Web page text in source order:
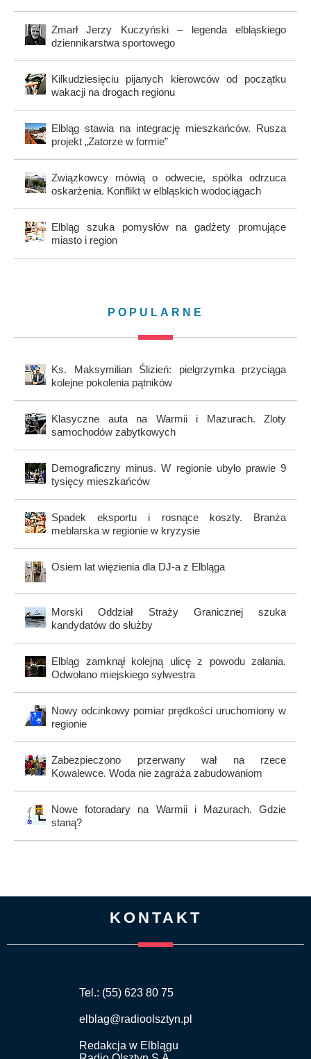
Zmarł Jerzy Kuczyński – legenda elbląskiego
dziennikarstwa sportowego
Kilkudziesięciu pijanych kierowców od początku
wakacji na drogach regionu
Elbląg stawia na integrację mieszkańców. Rusza
projekt „Zatorze w formie”
Związkowcy mówią o odwecie, spółka odrzuca
oskarżenia. Konflikt w elbląskich wodociągach
Elbląg szuka pomysłów na gadżety promujące
miasto i region
POPULARNE
Ks. Maksymilian Ślizień: pielgrzymka przyciąga
kolejne pokolenia pątników
Klasyczne auta na Warmii i Mazurach. Zloty
samochodów zabytkowych
Demograficzny minus. W regionie ubyło prawie 9
tysięcy mieszkańców
Spadek eksportu i rosnące koszty. Branża
meblarska w regionie w kryzysie
Osiem lat więzienia dla DJ-a z Elbląga
Morski Oddział Straży Granicznej szuka
kandydatów do służby
Elbląg zamknął kolejną ulicę z powodu zalania.
Odwołano miejskiego sylwestra
Nowy odcinkowy pomiar prędkości uruchomiony w
regionie
Zabezpieczono przerwany wał na rzece
Kowalewce. Woda nie zagraża zabudowaniom
Nowe fotoradary na Warmii i Mazurach. Gdzie
staną?
KONTAKT
Tel.: (55) 623 80 75
elblag@radioolsztyn.pl
Redakcja w Elblągu